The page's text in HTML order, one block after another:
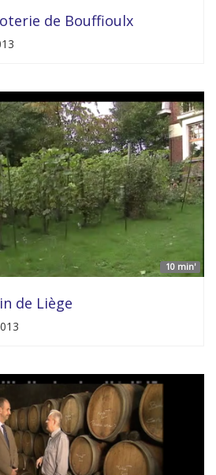
de Bouffioulx
10 min'
de Liège